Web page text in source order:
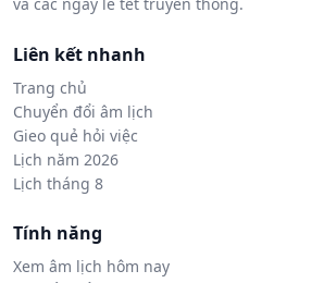
Liên kết nhanh
Trang chủ
Chuyển đổi âm lịch
Gieo quẻ hỏi việc
Lịch năm 2026
Lịch tháng 8
Tính năng
Xem âm lịch hôm nay